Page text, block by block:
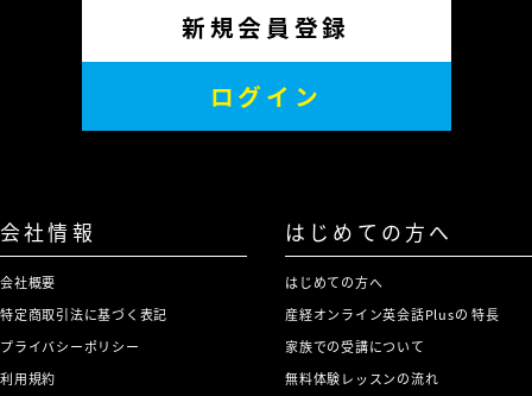
新規会員登録
ログイン
会社情報
会社概要
特定商取引法に基づく表記
プライバシーポリシー
利用規約
はじめての方へ
はじめての方へ
産経オンライン英会話Plusの 特長
家族での受講について
無料体験レッスンの流れ